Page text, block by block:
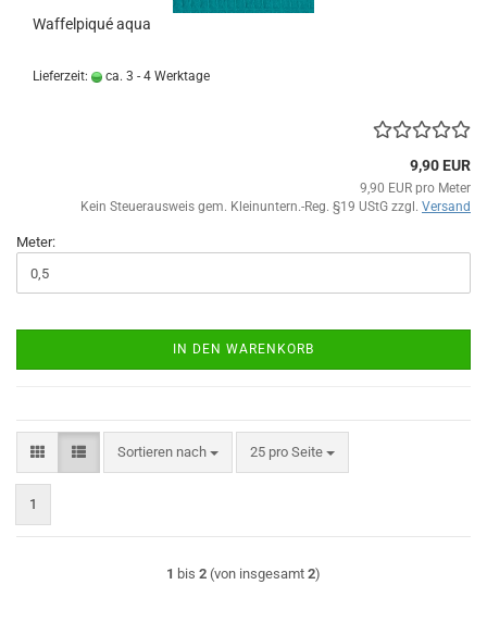
Waffelpiqué aqua
Lieferzeit: ca. 3 - 4 Werktage
9,90 EUR
9,90 EUR pro Meter
Kein Steuerausweis gem. Kleinuntern.-Reg. §19 UStG zzgl. Versand
Meter:
IN DEN WARENKORB
Sortieren nach
Sortieren nach 25 pro Seite
pro Seite
1
1 bis 2 (von insgesamt 2)